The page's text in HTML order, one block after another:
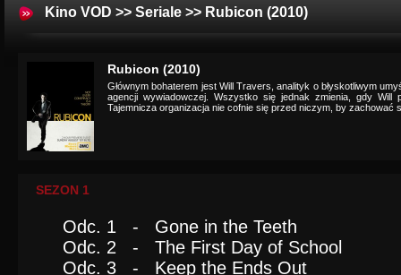
Kino VOD >> Seriale >> Rubicon (2010)
Rubicon (2010)
Głównym bohaterem jest Will Travers, analityk o błyskotliwym
agencji wywiadowczej. Wszystko się jednak zmienia, gdy Will
Tajemnicza organizacja nie cofnie się przed niczym, by zachować
SEZON 1
Odc. 1 - Gone in the Teeth
Odc. 2 - The First Day of School
Odc. 3 - Keep the Ends Out